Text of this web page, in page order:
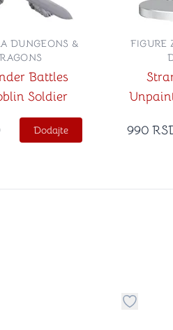
Battles
Soldier
DUNGEONS &
Dodajte
FIGURE
990
dodavanje stvari u kategorijuDugme